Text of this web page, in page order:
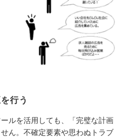
行う
ルを活用しても、「完璧な計画
ん。不確定要素や思わぬトラブ